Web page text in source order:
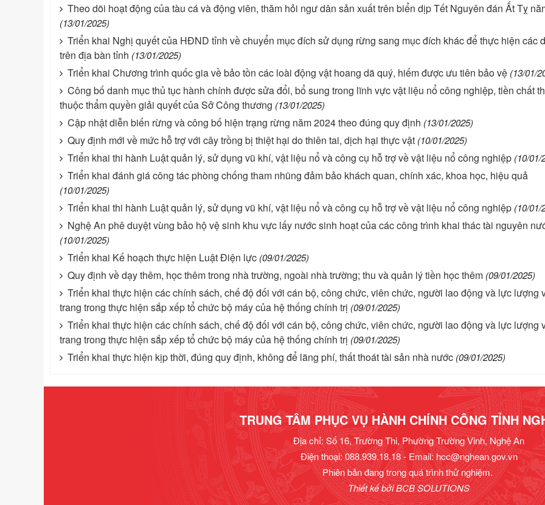
Theo dõi hoạt động của tàu cá và động viên, thăm hỏi ngư dân sản xuất trên biển dịp Tết Nguyên đán Ất Tỵ
(13/01/2025)
Triển khai Nghị quyết của HĐND tỉnh về chuyển mục đích sử dụng rừng sang mục đích khác để thực hiện các
trên địa bàn tỉnh (13/01/2025)
Triển khai Chương trình quốc gia về bảo tồn các loài động vật hoang dã quý, hiếm được ưu tiên bảo vệ (13/01/
Công bố danh mục thủ tục hành chính được sửa đổi, bổ sung trong lĩnh vực vật liệu nổ công nghiệp, tiền chất
thuộc thẩm quyền giải quyết của Sở Công thương (13/01/2025)
Cập nhật diễn biến rừng và công bố hiện trạng rừng năm 2024 theo đúng quy định (13/01/2025)
Quy định mới về mức hỗ trợ với cây trồng bị thiệt hại do thiên tai, dịch hại thực vật (10/01/2025)
Triển khai thi hành Luật quản lý, sử dụng vũ khí, vật liệu nổ và công cụ hỗ trợ về vật liệu nổ công nghiệp (10/01/
Triển khai đánh giá công tác phòng chống tham nhũng đảm bảo khách quan, chính xác, khoa học, hiệu quả
(10/01/2025)
Triển khai thi hành Luật quản lý, sử dụng vũ khí, vật liệu nổ và công cụ hỗ trợ về vật liệu nổ công nghiệp (10/01/
Nghệ An phê duyệt vùng bảo hộ vệ sinh khu vực lấy nước sinh hoạt của các công trình khai thác tài nguyên
(10/01/2025)
Triển khai Kế hoạch thực hiện Luật Điện lực (09/01/2025)
Quy định về dạy thêm, học thêm trong nhà trường, ngoài nhà trường; thu và quản lý tiền học thêm (09/01/2025)
Triển khai thực hiện các chính sách, chế độ đối với cán bộ, công chức, viên chức, người lao động và lực lượng
trang trong thực hiện sắp xếp tổ chức bộ máy của hệ thống chính trị (09/01/2025)
Triển khai thực hiện các chính sách, chế độ đối với cán bộ, công chức, viên chức, người lao động và lực lượng
trang trong thực hiện sắp xếp tổ chức bộ máy của hệ thống chính trị (09/01/2025)
Triển khai thực hiện kịp thời, đúng quy định, không để lãng phí, thất thoát tài sản nhà nước (09/01/2025)
TRUNG TÂM PHỤC VỤ HÀNH CHÍNH CÔNG TỈNH
Địa chỉ: Số 16, Trường Thi, Phường Trường Vinh, Nghệ An
Điện thoại: 088.939.18.18 - Email: hcc@nghean.gov.vn
Phiên bản đang trong quá trình thử nghiệm.
Thiết kế bởiBCB SOLUTIONS